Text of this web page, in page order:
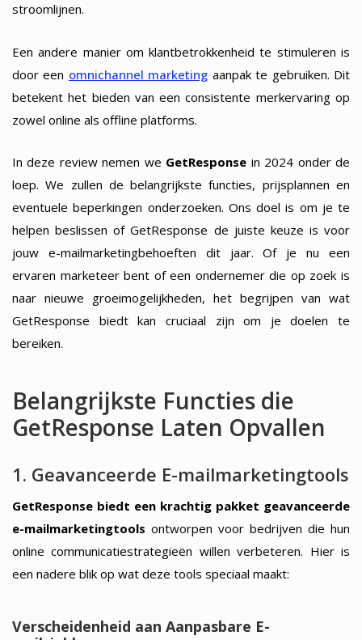
stroomlijnen.
Een andere manier om klantbetrokkenheid te stimuleren is
door een omnichannel marketing aanpak te gebruiken. Dit
betekent het bieden van een consistente merkervaring op
zowel online als offline platforms.
In deze review nemen we GetResponse in 2024 onder de
loep. We zullen de belangrijkste functies, prijsplannen en
eventuele beperkingen onderzoeken. Ons doel is om je te
helpen beslissen of GetResponse de juiste keuze is voor
jouw e-mailmarketingbehoeften dit jaar. Of je nu een
ervaren marketeer bent of een ondernemer die op zoek is
naar nieuwe groeimogelijkheden, het begrijpen van wat
GetResponse biedt kan cruciaal zijn om je doelen te
bereiken.
Belangrijkste Functies die
GetResponse Laten Opvallen
1. Geavanceerde E-mailmarketingtools
GetResponse biedt een krachtig pakket geavanceerde
e-mailmarketingtools ontworpen voor bedrijven die hun
online communicatiestrategieën willen verbeteren. Hier is
een nadere blik op wat deze tools speciaal maakt:
Verscheidenheid aan Aanpasbare E-